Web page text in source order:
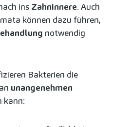
ins Zahninnere. Auch
können dazu führen,
notwendig
Bakterien die
unangenehmen
kann: